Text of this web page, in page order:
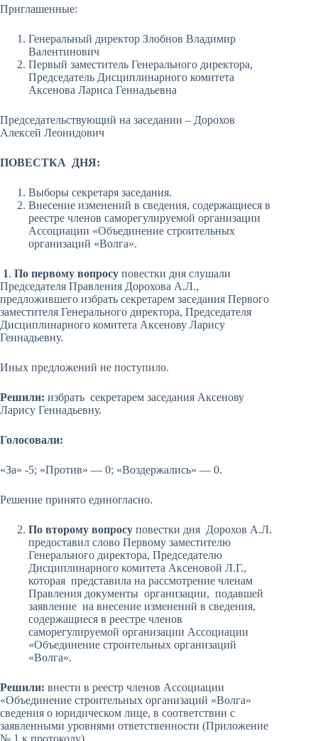
Приглашенные:
Генеральный директор Злобнов Владимир
Валентинович
Первый заместитель Генерального директора,
Председатель Дисциплинарного комитета
Аксенова Лариса Геннадьевна
Председательствующий на заседании – Дорохов
Алексей Леонидович
ПОВЕСТКА ДНЯ:
Выборы секретаря заседания.
Внесение изменений в сведения, содержащиеся в
реестре членов саморегулируемой организации
Ассоциации «Объединение строительных
организаций «Волга».
1. По первому вопросу повестки дня слушали
Председателя Правления Дорохова А.Л.,
предложившего избрать секретарем заседания Первого
заместителя Генерального директора, Председателя
Дисциплинарного комитета Аксенову Ларису
Геннадьевну.
Иных предложений не поступило.
Решили: избрать секретарем заседания Аксенову
Ларису Геннадьевну.
Голосовали:
«За» -5; «Против» — 0; «Воздержались» — 0.
Решение принято единогласно.
По второму вопросу повестки дня Дорохов А.Л.
предоставил слово Первому заместителю
Генерального директора, Председателю
Дисциплинарного комитета Аксеновой Л.Г.,
которая представила на рассмотрение членам
Правления документы организации, подавшей
заявление на внесение изменений в сведения,
содержащиеся в реестре членов
саморегулируемой организации Ассоциации
«Объединение строительных организаций
«Волга».
Решили: внести в реестр членов Ассоциации
«Объединение строительных организаций «Волга»
сведения о юридическом лице, в соответствии с
заявленными уровнями ответственности (Приложение
№ 1 к протоколу).